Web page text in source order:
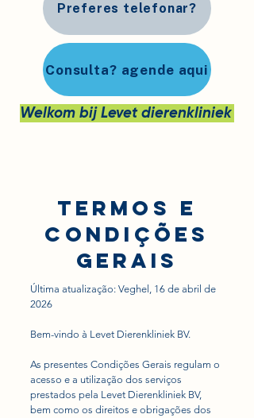
Welkom bij Levet dierenkliniek bv
Preferes telefonar?
Consulta? agende aqui
Termos e
Condições
Gerais
Última atualização: Veghel, 16 de abril de
2026
Bem-vindo à Levet Dierenkliniek BV.
As presentes Condições Gerais regulam o
acesso e a utilização dos serviços
prestados pela Levet Dierenkliniek BV,
bem como os direitos e obrigações dos